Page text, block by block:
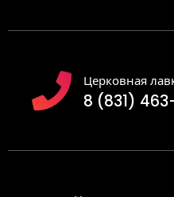
Церковная
8 (831)